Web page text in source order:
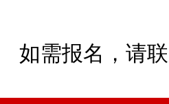
如需报名，请